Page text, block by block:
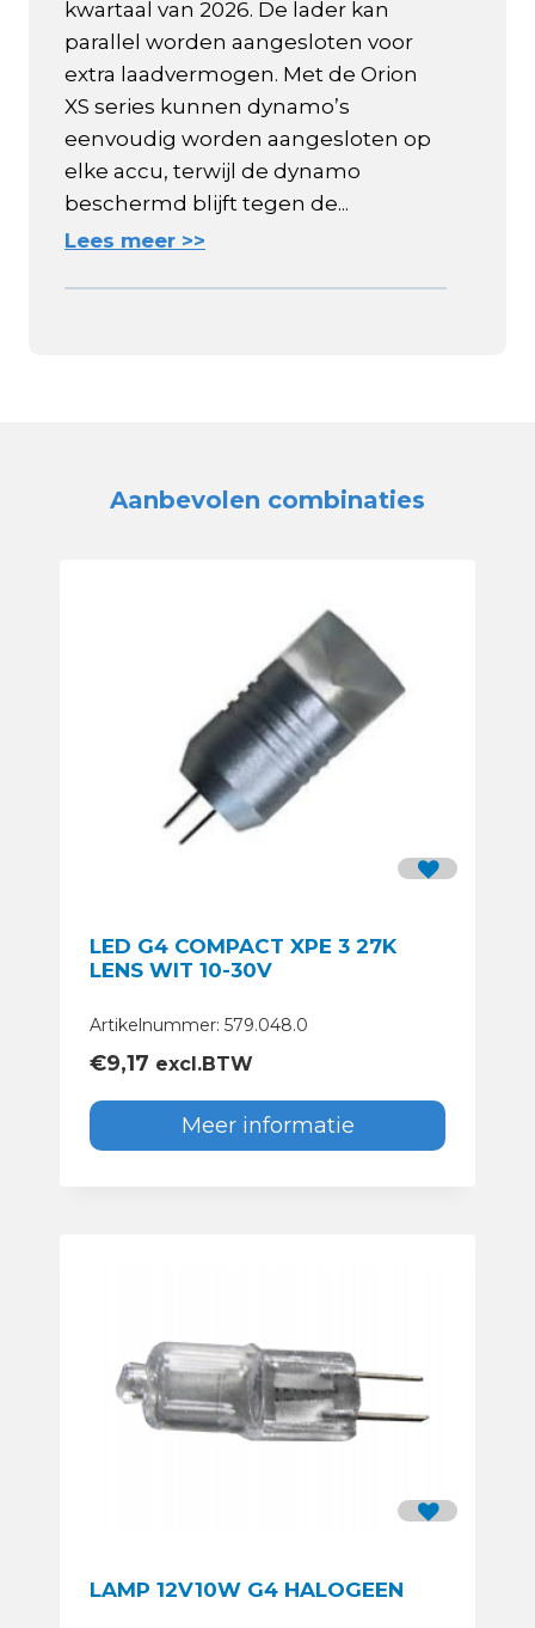
kwartaal van 2026. De lader kan
parallel worden aangesloten voor
extra laadvermogen. Met de Orion
XS series kunnen dynamo’s
eenvoudig worden aangesloten op
elke accu, terwijl de dynamo
beschermd blijft tegen de...
Lees meer >>
Aanbevolen combinaties
LED G4 COMPACT XPE 3 27K
LENS WIT 10-30V
Artikelnummer: 579.048.0
€9,17 excl.BTW
Meer informatie
LAMP 12V10W G4 HALOGEEN